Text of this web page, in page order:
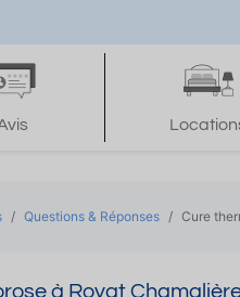
Questions & Réponses Cure
à Royat